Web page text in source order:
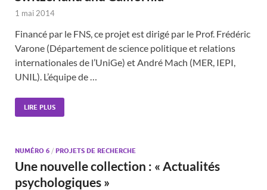
1 mai 2014
Financé par le FNS, ce projet est dirigé par le Prof. Frédéric
Varone (Département de science politique et relations
internationales de l’UniGe) et André Mach (MER, IEPI,
UNIL). L’équipe de …
LIRE PLUS
NUMÉRO 6 / PROJETS DE RECHERCHE
Une nouvelle collection : « Actualités
psychologiques »